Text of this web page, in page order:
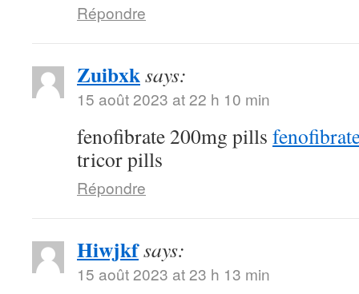
Répondre
Zuibxksays:
15 août 2023 at 22 h 10 min
fenofibrate 200mg pills
tricor pills
Répondre
Hiwjkfsays:
15 août 2023 at 23 h 13 min